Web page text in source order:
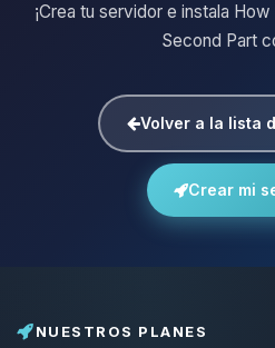
¡Crea tu servidor e instala
Second Part
Volver a la lista
Crear mi
NUESTROS PLANES